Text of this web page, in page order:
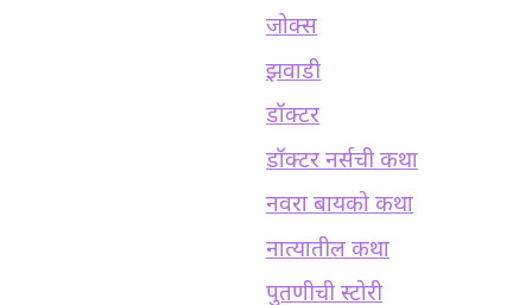
जोक्स
झवाडी
डॉक्टर
डॉक्टर नर्सची कथा
नवरा बायको कथा
नात्यातील कथा
पुतणीची स्टोरी